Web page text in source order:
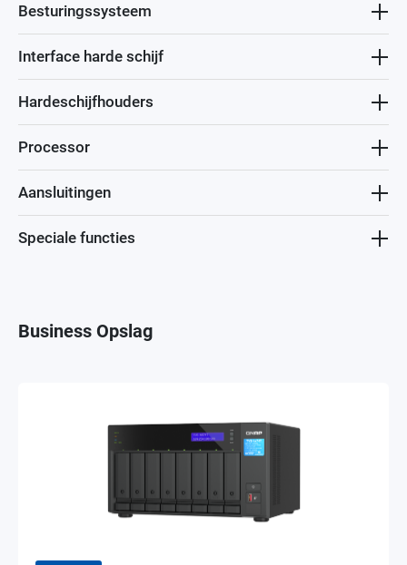
Besturingssysteem
Interface harde schijf
Hardeschijfhouders
Processor
Aansluitingen
Speciale functies
Business Opslag